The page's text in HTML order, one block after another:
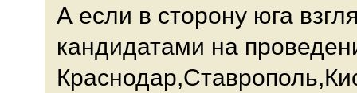
А если в сторону юга
кандидатами на